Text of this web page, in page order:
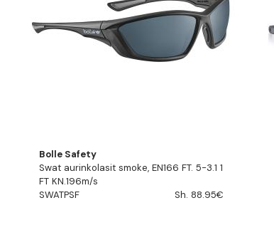
Bolle Safety
Swat aurinkolasit smoke, EN166 FT. 5-3.1 1
FT KN.196m/s
SWATPSF
Sh. 88.95€